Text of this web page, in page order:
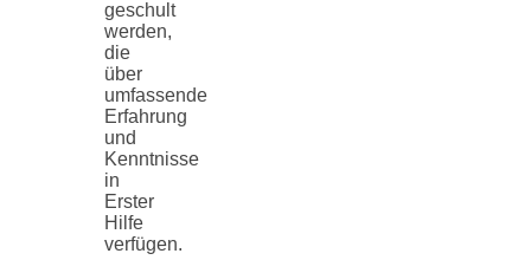
geschult
werden,
die
über
umfassende
Erfahrung
und
Kenntnisse
in
Erster
Hilfe
verfügen.